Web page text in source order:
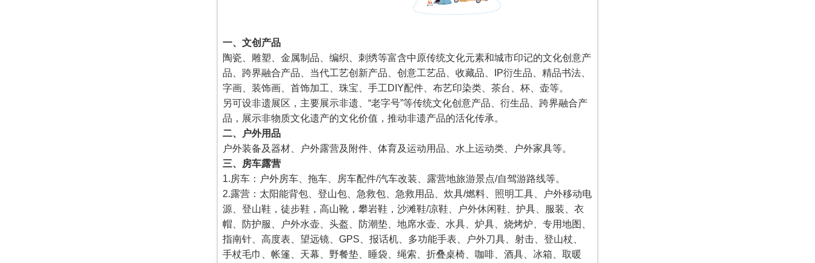
一、文创产品
陶瓷、雕塑、金属制品、编织、刺绣等富含中原传统文化元素和城市印记的文化创意产
品、跨界融合产品、当代工艺创新产品、创意工艺品、收藏品、IP衍生品、精品书法、
字画、装饰画、首饰加工、珠宝、手工DIY配件、布艺印染类、茶台、杯、壶等。
另可设非遗展区，主要展示非遗、“老字号”等传统文化创意产品、衍生品、跨界融合产
品，展示非物质文化遗产的文化价值，推动非遗产品的活化传承。
二、户外用品
户外装备及器材、户外露营及附件、体育及运动用品、水上运动类、户外家具等。
三、房车露营
1.房车：户外房车、拖车、房车配件/汽车改装、露营地旅游景点/自驾游路线等。
2.露营：太阳能背包、登山包、急救包、急救用品、炊具/燃料、照明工具、户外移动电
源、登山鞋，徒步鞋，高山靴，攀岩鞋，沙滩鞋/凉鞋、户外休闲鞋、护具、服装、衣
帽、防护服、户外水壶、头盔、防潮垫、地席水壶、水具、炉具、烧烤炉、专用地图、
指南针、高度表、望远镜、GPS、报话机、多功能手表、户外刀具、射击、登山杖、
手杖毛巾、帐篷、天幕、野餐垫、睡袋、绳索、折叠桌椅、咖啡、酒具、冰箱、取暖